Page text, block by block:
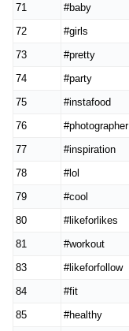
71
#baby
72
#girls
73
#pretty
74
#party
75
#instafood
76
#photographer
77
#inspiration
78
#lol
79
#cool
80
#likeforlikes
81
#workout
83
#likeforfollow
84
#fit
85
#healthy